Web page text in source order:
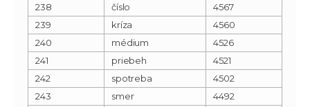
238
číslo
4567
239
kríza
4560
240
médium
4526
241
priebeh
4521
242
spotreba
4502
243
smer
4492